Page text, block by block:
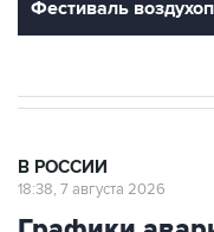
Фестиваль
В РОССИИ
18:38, 7 августа 2026